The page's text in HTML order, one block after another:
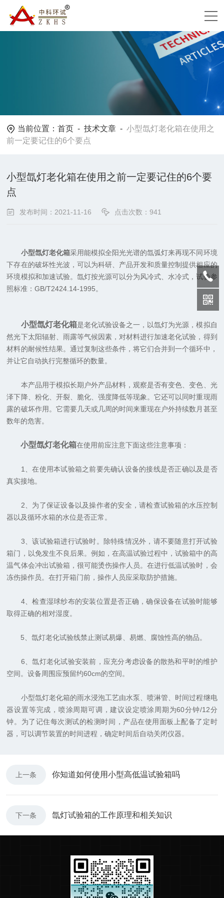
当前位置：首页 -技术文章 -小型氙灯老化箱在使用之
前一定要记住的6个要点
小型氙灯老化箱在使用之前一定要记住的6个要
点
发布时间：2021-11-16 点击次数：941
小型氙灯老化箱采用能模拟全阳光光谱的氙弧灯来再现不同环境
下存在的破坏性光波，可以为科研、产品开发和质量控制提供相应的
环境模拟和加速试验。氙灯按光源可以分为风冷式、水冷式，试验参
照标准：GB/T2424.14-1995。
小型氙灯老化箱是老化试验设备之一，以氙灯为光源，模拟自
然光下太阳辐射、雨露等气候因素，对材料进行加速老化试验，得到
材料的耐候性结果。通过复制这些条件，将它们合并到一个循环中，
并让它自动执行完整循环的数量。
本产品用于模拟长期户外产品材料，观察是否有变色、变色、光
泽下降、粉化、开裂、脆化、强度降低等现象。它还可以同时重现雨
露的破坏作用。它需要几天或几周的时间来重现在户外持续数月甚至
数年的危害。
小型氙灯老化箱在使用前应注意下面这些注意事项：
1、在使用本试验箱之前要先确认设备的接线是否正确以及是否
真实接地。
2、为了保证设备以及操作者的安全，请检查试验箱的水压控制
器以及循环水箱的水位是否正常。
3、该试验箱进行试验时。除特殊情况外，请不要随意打开试验
箱门，以免发生不良后果。例如，在高温试验过程中，试验箱中的高
温气体会冲出试验箱，很可能烫伤操作人员。在进行低温试验时，会
冻伤操作员。在打开箱门前，操作人员应采取防护措施。
4、检查湿球纱布的安装位置是否正确，确保设备在试验时能够
取得正确的相对湿度。
5、氙灯老化试验线禁止测试易爆、易燃、腐蚀性高的物品。
6、氙灯老化试验安装前，应充分考虑设备的散热和平时的维护
空间。设备周围应预留约60cm的空间。
小型氙灯老化箱的雨水浸泡工艺由水泵、喷淋管、时间过程继电
器设置等完成，喷涂周期可调，建议设定喷涂周期为60分钟/12分
钟。为了记住每次测试的检测时间，产品在使用面板上配备了定时
器，可以调节装置的时间进程，确定时间后自动关闭仪器。
上一条 你知道如何使用小型高低温试验箱吗
下一条 氙灯试验箱的工作原理和相关知识